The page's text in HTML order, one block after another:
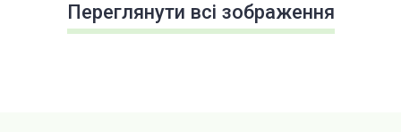
Переглянути всі зображення